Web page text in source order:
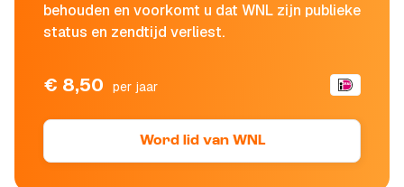
behouden en voorkomt u dat WNL zijn publieke
status en zendtijd verliest.
€ 8,50 per jaar
Word lid van WNL